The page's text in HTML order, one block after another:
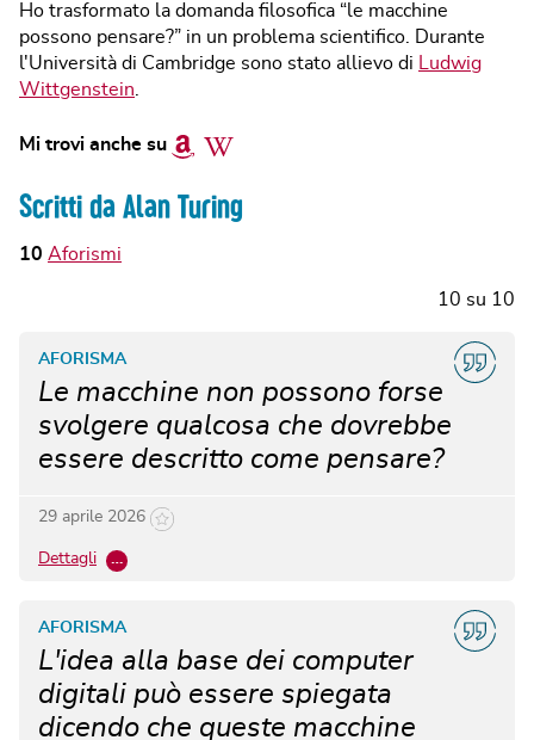
Ho trasformato la domanda filosofica “le macchine
possono pensare?” in un problema scientifico. Durante
l'Università di Cambridge sono stato allievo di
Ludwig
Wittgenstein
Mi trovi anche su AmazonWikipedia
Scritti da Alan Turing
10 Aforismi
10 su 10
Le macchine non possono forse
svolgere qualcosa che dovrebbe
essere descritto come pensare?
AFORISMA
29 aprile 2026
Dettagli …
L'idea alla base dei computer
digitali può essere spiegata
dicendo che queste macchine
AFORISMA